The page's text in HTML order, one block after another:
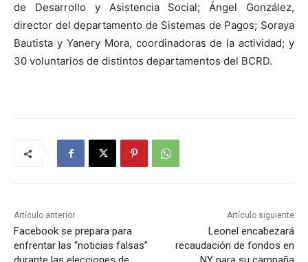
de Desarrollo y Asistencia Social; Ángel González,
director del departamento de Sistemas de Pagos; Soraya
Bautista y Yanery Mora, coordinadoras de la actividad; y
30 voluntarios de distintos departamentos del BCRD.
Artículo anterior
Facebook se prepara para
enfrentar las “noticias falsas”
Artículo siguiente
Leonel encabezará
recaudación de fondos en